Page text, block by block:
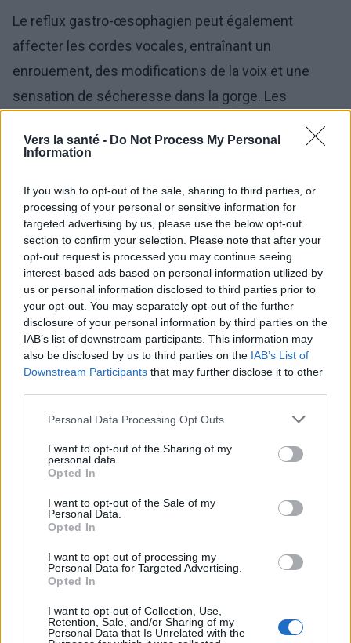
Vers la santé - Do Not Process My Personal
Information
If you wish to opt-out of the sale, sharing to third parties, or
processing of your personal or sensitive information for
targeted advertising by us, please use the below opt-out
section to confirm your selection. Please note that after your
opt-out request is processed you may continue seeing
interest-based ads based on personal information utilized by
us or personal information disclosed to third parties prior to
your opt-out. You may separately opt-out of the further
disclosure of your personal information by third parties on the
IAB’s list of downstream participants. This information may
also be disclosed by us to third parties on the IAB’s List of
Downstream Participants that may further disclose it to other
Please note that this website/app uses one or more Google
not limited to your visit or usage behaviour. You may click to
grant or deny consent to Google and its third-party tags to
use your data for below specified purposes in below Google
consent section.
Personal Data Processing Opt Outs
I want to opt-out of the Sharing of my
personal data.
Opted In
I want to opt-out of the Sale of my
Personal Data.
Opted In
I want to opt-out of processing my
Personal Data for Targeted Advertising.
Opted In
I want to opt-out of Collection, Use,
Retention, Sale, and/or Sharing of my
Personal Data that Is Unrelated with the
Le reflux gastro-œsophagien peut également
affecter les cordes vocales, entraînant un
enrouement, des modifications de la voix et une
sensation de sécheresse dans la gorge. Les
présenter une toux chronique liée à l'irritation des
Si le mal de gorge persiste sur une longue période et
que d'autres causes courantes, telles que les
infections, ont été écartées, le médecin peut
demander des examens complémentaires de
l'œsophage et de la gorge à l'aide d'un endoscope.
gastroscopieconsiste à introduire par la bouche